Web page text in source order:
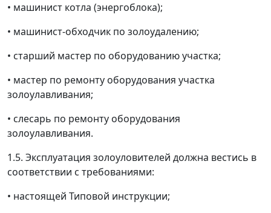
• машинист котла (энергоблока);
• машинист-обходчик по золоудалению;
• старший мастер по оборудованию участка;
• мастер по ремонту оборудования участка
золоулавливания;
• слесарь по ремонту оборудования
золоулавливания.
1.5. Эксплуатация золоуловителей должна вестись в
соответствии с требованиями:
• настоящей Типовой инструкции;